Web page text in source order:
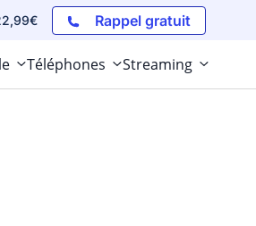
Rappel gratuit
Téléphones Streaming